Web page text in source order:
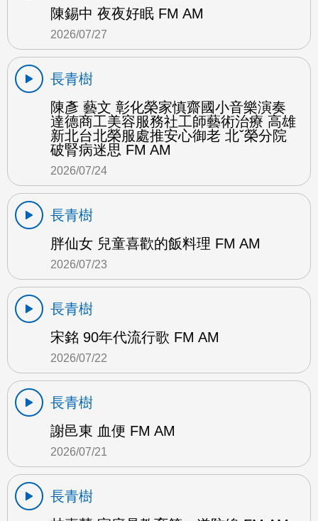
陳錫中 夜夜好眠 FM AM
2026/07/27
長青樹
陳彥 藝文 彰化榮家慎齋國小音樂演奏
達德商工美容服務社工師藝術治療 高雄
新北台北榮服處推安心御老 北ˇ榮分院
破腎病迷思 FM AM
2026/07/24
長青樹
胖仙女 兒童喜歡的飯料理 FM AM
2026/07/23
長青樹
宋銘 90年代流行歌 FM AM
2026/07/22
長青樹
謝邑東 血便 FM AM
2026/07/21
長青樹